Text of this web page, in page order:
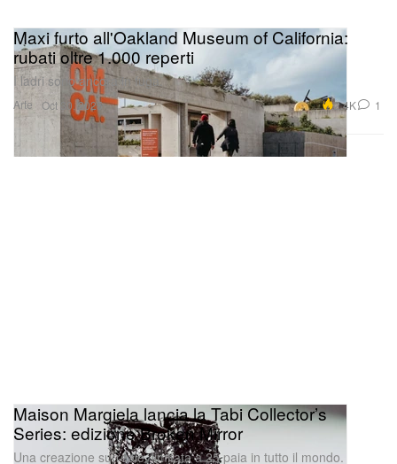
Arte
Maxi furto all'Oakland Museum of California:
rubati oltre 1.000 reperti
I ladri sono ancora in fuga.
Oct 30, 2025 2.4K 1
Maison Margiela lancia la Tabi Collector’s
Series: edizione Broken Mirror
Una creazione surreale, limitata a 25 paia in tutto il mondo.